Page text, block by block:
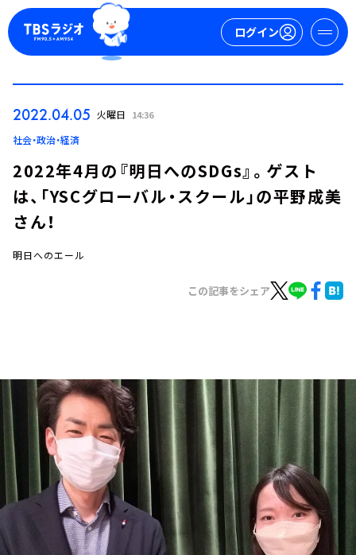
ログイン
イベント・グッズ
YouTube
会社情報
2022.04.05 火曜日 14:36
社会・政治・経済
2022年4月の『明日へのSDGs』。ゲスト
は、「YSCグローバル・スクール」の平野成美
さん！
明日へのエール
この記事をシェア